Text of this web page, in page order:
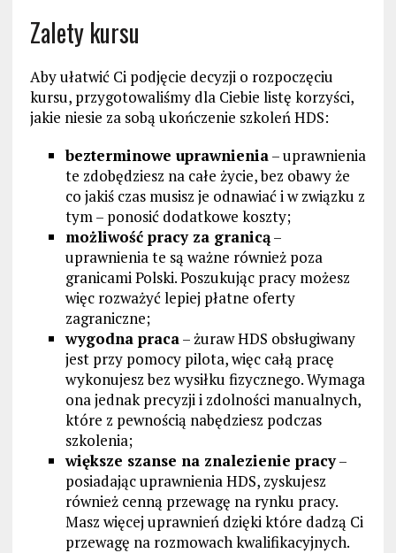
Zalety kursu
Aby ułatwić Ci podjęcie decyzji o rozpoczęciu
kursu, przygotowaliśmy dla Ciebie listę korzyści,
jakie niesie za sobą ukończenie szkoleń HDS:
bezterminowe uprawnienia– uprawnienia
te zdobędziesz na całe życie, bez obawy że
co jakiś czas musisz je odnawiać i w związku z
tym – ponosić dodatkowe koszty;
możliwość pracy za granicą–
uprawnienia te są ważne również poza
granicami Polski. Poszukując pracy możesz
więc rozważyć lepiej płatne oferty
zagraniczne;
wygodna praca– żuraw HDS obsługiwany
jest przy pomocy pilota, więc całą pracę
wykonujesz bez wysiłku fizycznego. Wymaga
ona jednak precyzji i zdolności manualnych,
które z pewnością nabędziesz podczas
szkolenia;
większe szanse na znalezienie pracy–
posiadając uprawnienia HDS, zyskujesz
również cenną przewagę na rynku pracy.
Masz więcej uprawnień dzięki które dadzą Ci
przewagę na rozmowach kwalifikacyjnych.